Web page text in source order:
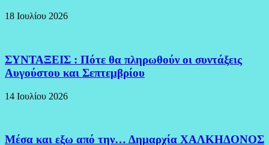
18 Ιουλίου 2026
ΣΥΝΤΑΞΕΙΣ : Πότε θα πληρωθούν οι συντάξεις
Αυγούστου και Σεπτεμβρίου
14 Ιουλίου 2026
Μέσα και εξω από την… Δημαρχία ΧΑΛΚΗΔΟΝΟΣ